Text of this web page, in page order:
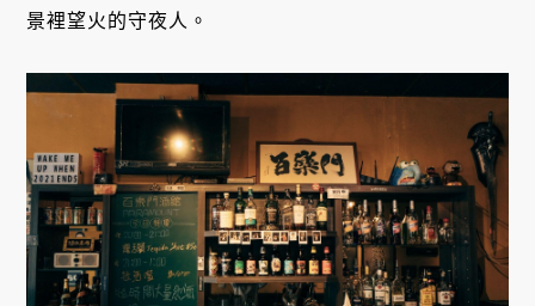
景裡望火的守夜人。